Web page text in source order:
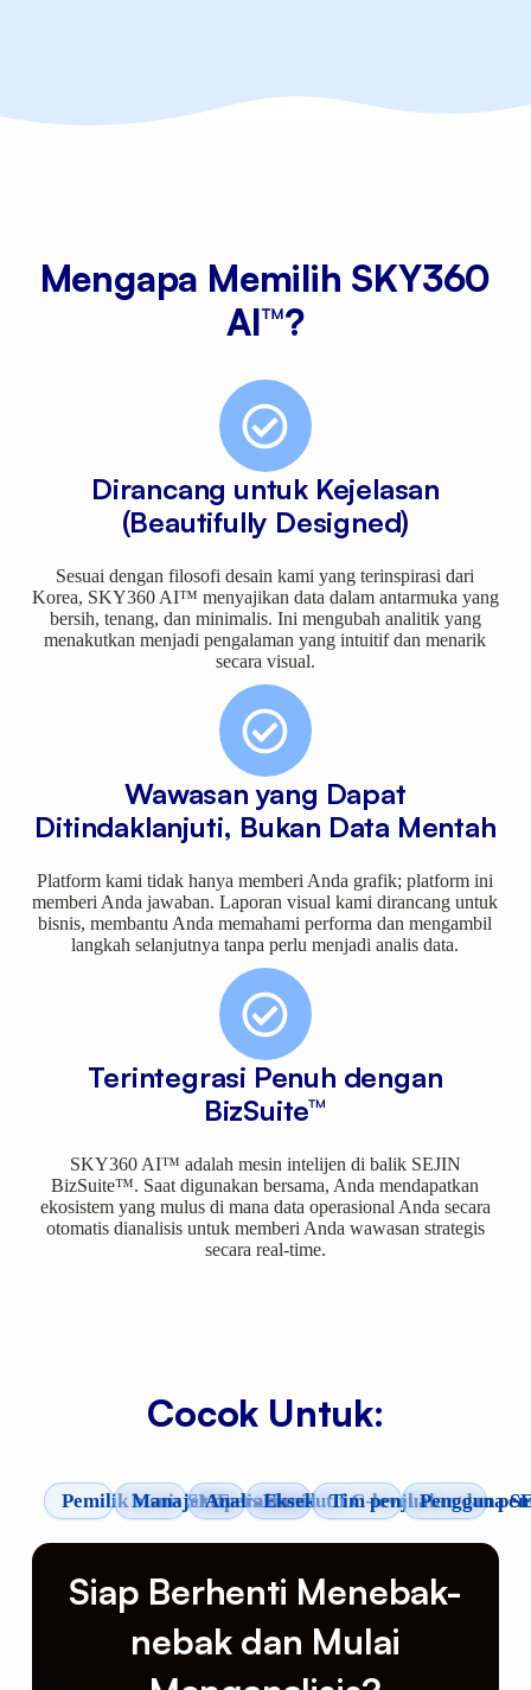
Mengapa Memilih SKY360
AI™?
Dirancang untuk Kejelasan
(Beautifully Designed)
Sesuai dengan filosofi desain kami yang terinspirasi dari
Korea, SKY360 AI™ menyajikan data dalam antarmuka yang
bersih, tenang, dan minimalis. Ini mengubah analitik yang
menakutkan menjadi pengalaman yang intuitif dan menarik
secara visual.
Wawasan yang Dapat
Ditindaklanjuti, Bukan Data Mentah
Platform kami tidak hanya memberi Anda grafik; platform ini
memberi Anda jawaban. Laporan visual kami dirancang untuk
bisnis, membantu Anda memahami performa dan mengambil
langkah selanjutnya tanpa perlu menjadi analis data.
Terintegrasi Penuh dengan
BizSuite™
SKY360 AI™ adalah mesin intelijen di balik SEJIN
BizSuite™. Saat digunakan bersama, Anda mendapatkan
ekosistem yang mulus di mana data operasional Anda secara
otomatis dianalisis untuk memberi Anda wawasan strategis
secara real-time.
Cocok Untuk:
Pemilik bisnis SME
Manajer operasional
Analis bisnisEksekutif C-level
Tim penjualan dan
Pengguna
Siap Berhenti Menebak-
nebak dan Mulai